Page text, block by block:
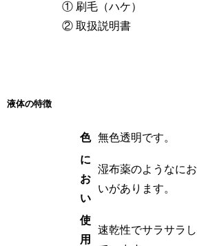
① 刷毛（ハケ）
② 取扱説明書
液体の特徴
色 無色透明です。
に
お
い
湿布薬のようなにお
いがあります。
使
用
速乾性でサラサラし